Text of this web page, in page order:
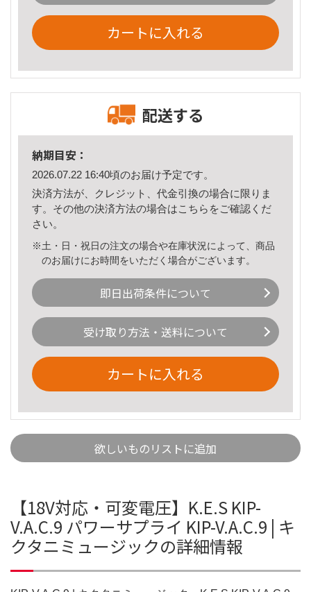
カートに入れる
配送する
納期目安：
2026.07.22 16:40頃のお届け予定です。
決済方法が、クレジット、代金引換の場合に限りま
す。その他の決済方法の場合はこちら をご確認くだ
さい。
※土・日・祝日の注文の場合や在庫状況によって、商品
のお届けにお時間をいただく場合がございます。
即日出荷条件について
受け取り方法・送料について
カートに入れる
欲しいものリストに追加
【18V対応・可変電圧】K.E.S KIP-
V.A.C.9 パワーサプライ KIP-V.A.C.9 | キ
クタニミュージックの詳細情報